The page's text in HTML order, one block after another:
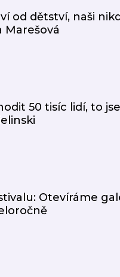
od dětství, naši
Marešová
50 tisíc lidí, to
Otevíráme